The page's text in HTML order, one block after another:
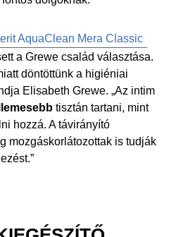
AquaClean Mera Classic
a Grewe család választása.
döntöttünk a higiéniai
Elisabeth Grewe. „Az intim
tisztán tartani, mint
hozzá. A távirányító
mozgáskorlátozottak is tudják